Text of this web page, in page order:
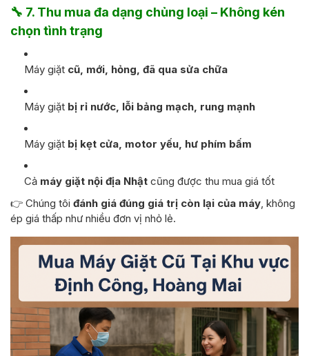
🔧 7. Thu mua đa dạng chủng loại – Không kén
chọn tình trạng
Máy giặt cũ, mới, hỏng, đã qua sửa chữa
Máy giặt bị rỉ nước, lỗi bảng mạch, rung mạnh
Máy giặt bị kẹt cửa, motor yếu, hư phím bấm
Cả máy giặt nội địa Nhật cũng được thu mua giá tốt
👉 Chúng tôi đánh giá đúng giá trị còn lại của máy, không
ép giá thấp như nhiều đơn vị nhỏ lẻ.